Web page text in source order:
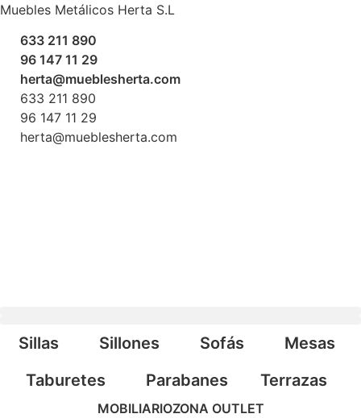
Ir
contenido
Muebles Metálicos Herta S.L
633 211 890
96 147 11 29
herta@mueblesherta.com
633 211 890
96 147 11 29
herta@mueblesherta.com
Sillas Sillones Sofás
Mesas
Taburetes
Parabanes Terrazas
MOBILIARIOZONA OUTLET